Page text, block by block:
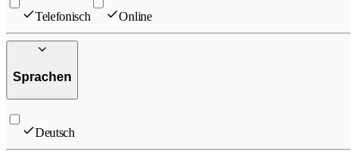
Telefonisch Online
Sprachen
Deutsch